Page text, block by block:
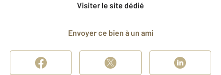
Visiter le site dédié
Envoyer ce bien à un ami